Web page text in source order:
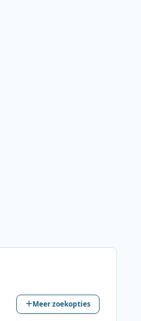
Meer zoekopties